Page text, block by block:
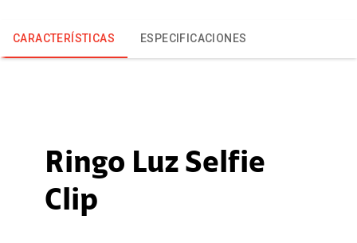
CARACTERÍSTICAS ESPECIFICACIONES
Ringo Luz Selfie
Clip